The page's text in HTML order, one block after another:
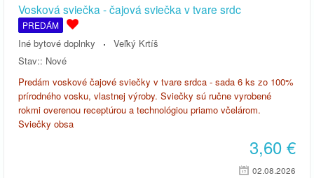
Vosková sviečka - čajová sviečka v tvare srdc
PREDÁM
Iné bytové doplnky
Veľký Krtíš
Stav:: Nové
Predám voskové čajové sviečky v tvare srdca - sada 6 ks zo 100%
prírodného vosku, vlastnej výroby. Sviečky sú ručne vyrobené
rokmi overenou receptúrou a technológiou priamo včelárom.
Sviečky obsa
3,60 €
02.08.2026